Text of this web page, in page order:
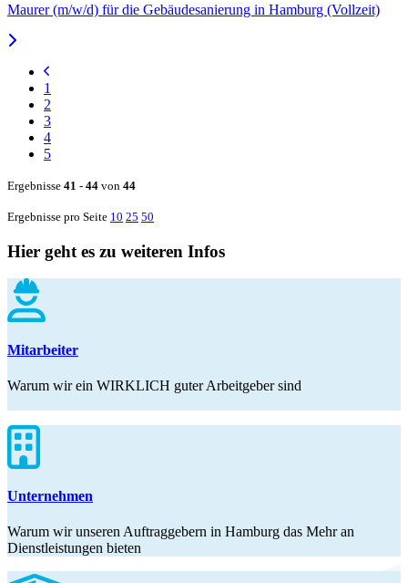
Maurer (m/w/d) für die Gebäudesanierung in Hamburg (Vollzeit)
1
2
3
4
5
Ergebnisse 41 - 44 von 44
Ergebnisse pro Seite 10 25 50
Hier geht es zu weiteren Infos
Mitarbeiter
Warum wir ein WIRKLICH guter Arbeitgeber sind
Unternehmen
Warum wir unseren Auftraggebern in Hamburg das Mehr an
Dienstleistungen bieten